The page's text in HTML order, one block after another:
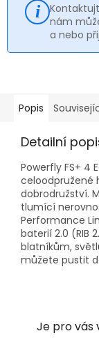
nám
a nebo
Popis
Detailní
Powerfly FS+ 4
celoodpružené
dobrodružství.
tlumící
Performance
baterií 2.0 (RIB
blatníkům,
můžete pustit
Je pro vás